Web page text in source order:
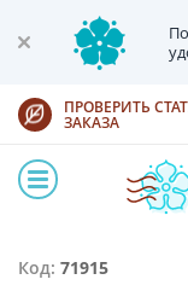
ПРОВЕРИТЬ
ЗАКАЗА
Код: 71915